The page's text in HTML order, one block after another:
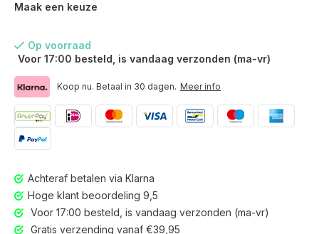
Maak een keuze
Op voorraad
Voor 17:00 besteld, is vandaag verzonden (ma-vr)
Koop nu. Betaal in 30 dagen. Meer info
Achteraf betalen via Klarna
Hoge klant beoordeling 9,5
Voor 17:00 besteld, is vandaag verzonden (ma-vr)
Gratis verzending vanaf €39,95